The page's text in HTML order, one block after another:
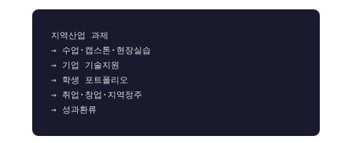
지역산업 과제
→ 수업·캡스톤·현장실습
→ 기업 기술지원
→ 학생 포트폴리오
→ 취업·창업·지역정주